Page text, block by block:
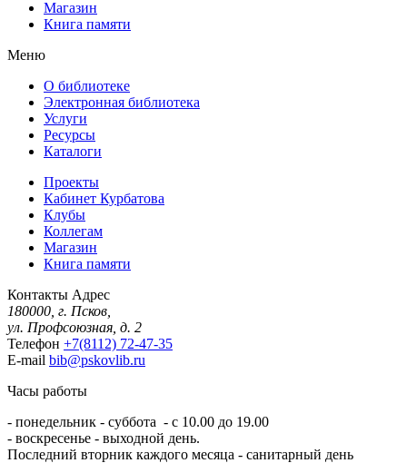
Магазин
Книга памяти
Меню
О библиотеке
Электронная библиотека
Услуги
Ресурсы
Каталоги
Проекты
Кабинет Курбатова
Клубы
Коллегам
Магазин
Книга памяти
Контакты Адрес
180000, г. Псков,
ул. Профсоюзная, д. 2
Телефон +7(8112) 72-47-35
E-mail bib@pskovlib.ru
Часы работы
- понедельник - суббота - с 10.00 до 19.00
- воскресенье - выходной день.
Последний вторник каждого месяца - санитарный день